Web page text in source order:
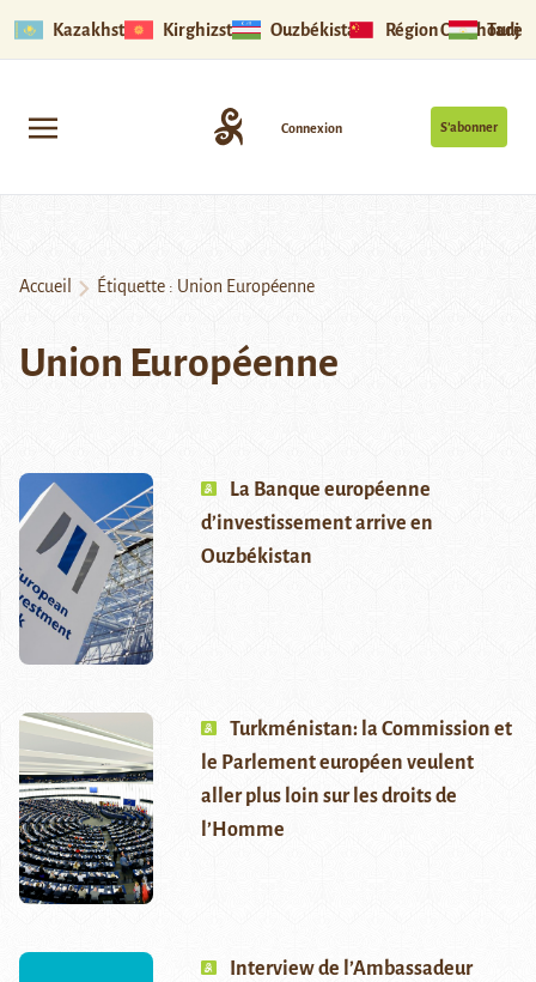
Kazakhstan Kirghizstan Ouzbékistan Région Ouïghoure
S’abonner
Connexion
Accueil Étiquette : Union Européenne
Union Européenne
La Banque européenne
d’investissement arrive en
Ouzbékistan
Turkménistan: la Commission et
le Parlement européen veulent
aller plus loin sur les droits de
l’Homme
Interview de l’Ambassadeur